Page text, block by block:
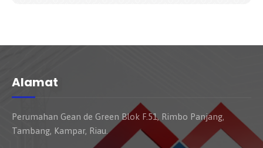
Alamat
Perumahan Gean de Green Blok F.51, Rimbo Panjang,
Tambang, Kampar, Riau.